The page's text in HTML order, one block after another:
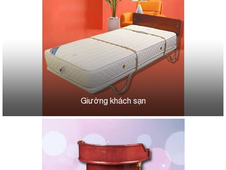
Giường khách sạn